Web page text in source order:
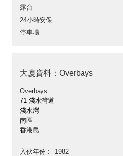
露台
24小時安保
停車場
大廈資料：Overbays
Overbays
71 淺水灣道
淺水灣
南區
香港島
入伙年份
1982